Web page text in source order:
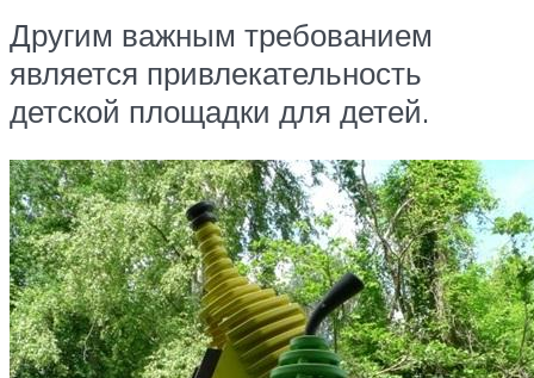
Другим важным требованием
является привлекательность
детской площадки для детей.